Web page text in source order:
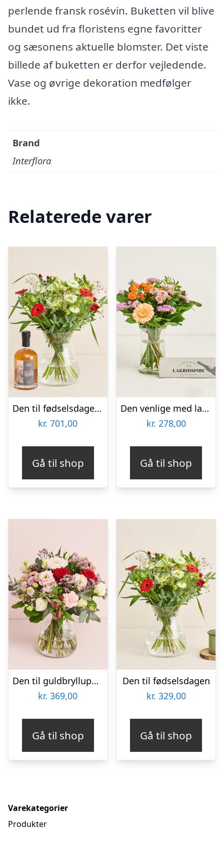
perlende fransk rosévin. Buketten vil blive
bundet ud fra floristens egne favoritter
og sæsonens aktuelle blomster. Det viste
billede af buketten er derfor vejledende.
Vase og øvrige dekoration medfølger
ikke.
Brand
Interflora
Relaterede varer
Den til fødselsdagen med Sankt Thomas, Carribean Rum
kr. 701,00
Gå til shop
Den venlige med lakridspibe
kr. 278,00
Gå til shop
Den til guldbrylluppet
kr. 369,00
Gå til shop
Den til fødselsdagen
kr. 329,00
Gå til shop
Varekategorier
Produkter